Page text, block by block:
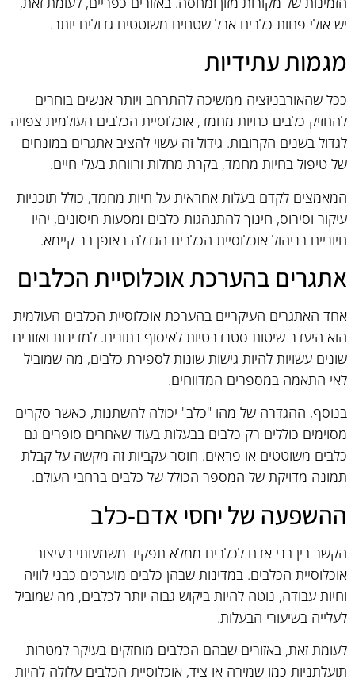
יש אולי פחות כלבים אבל שטחים משוטטים גדולים יותר.
מגמות עתידיות
ככל שהאורבניזציה ממשיכה להתרחב ויותר אנשים בוחרים
להחזיק כלבים כחיות מחמד, אוכלוסיית הכלבים העולמית צפויה
לגדול בשנים הקרובות. גידול זה עשוי להציב אתגרים במונחים
של טיפול בחיות מחמד, בקרת מחלות ורווחת בעלי חיים.
המאמצים לקדם בעלות אחראית על חיות מחמד, כולל תוכניות
עיקור וסירוס, חינוך להתנהגות כלבים ומסעות חיסונים, יהיו
חיוניים בניהול אוכלוסיית הכלבים הגדלה באופן בר קיימא.
אתגרים בהערכת אוכלוסיית הכלבים
אחד האתגרים העיקריים בהערכת אוכלוסיית הכלבים העולמית
הוא היעדר שיטות סטנדרטיות לאיסוף נתונים. למדינות ואזורים
שונים עשויות להיות גישות שונות לספירת כלבים, מה שמוביל
לאי התאמה במספרים המדווחים.
בנוסף, ההגדרה של מהו "כלב" יכולה להשתנות, כאשר סקרים
מסוימים כוללים רק כלבים בבעלות בעוד שאחרים סופרים גם
כלבים משוטטים או פראים. חוסר עקביות זה מקשה על קבלת
תמונה מדויקת של המספר הכולל של כלבים ברחבי העולם.
ההשפעה של יחסי אדם-כלב
הקשר בין בני אדם לכלבים ממלא תפקיד משמעותי בעיצוב
אוכלוסיית הכלבים. במדינות שבהן כלבים מוערכים כבני לוויה
וחיות עבודה, נוטה להיות ביקוש גבוה יותר לכלבים, מה שמוביל
לעלייה בשיעורי הבעלות.
לעומת זאת, באזורים שבהם הכלבים מוחזקים בעיקר למטרות
תועלתניות כמו שמירה או ציד, אוכלוסיית הכלבים עלולה להיות